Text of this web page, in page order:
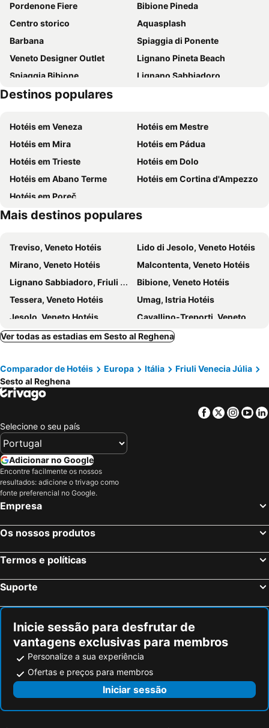
Pordenone Fiere
Bibione Pineda
Centro storico
Aquasplash
Barbana
Spiaggia di Ponente
Veneto Designer Outlet
Lignano Pineta Beach
Spiaggia Bibione
Lignano Sabbiadoro
Stadio Friuli
Abbazia Benedettina di Santa Maria in Sylvis
Villa Manin
Cesarolo
Bevazzana
La Brussa
Spiaggia di Levante
Aquafollie
Palaexpomar
Lago di Barcis
Duna Verde
Santuario della Madonna di Barbana
Spiaggia Principale
Golf Club Jesolo
Darsena dell'Orologio
Destinos populares
Hotéis em Veneza
Hotéis em Mestre
Hotéis em Mira
Hotéis em Pádua
Hotéis em Trieste
Hotéis em Dolo
Hotéis em Abano Terme
Hotéis em Cortina d'Ampezzo
Hotéis em Poreč
Mais destinos populares
Treviso, Veneto Hotéis
Lido di Jesolo, Veneto Hotéis
Mirano, Veneto Hotéis
Malcontenta, Veneto Hotéis
Lignano Sabbiadoro, Friuli Venecia Júlia Hotéis
Bibione, Veneto Hotéis
Tessera, Veneto Hotéis
Umag, Istria Hotéis
Jesolo, Veneto Hotéis
Cavallino-Treporti, Veneto Hotéis
Chioggia, Veneto Hotéis
Misurina, Veneto Hotéis
Vrsar, Istria Hotéis
Murano, Veneto Hotéis
Portorož, Obalno-kraška Hotéis
Udine, Friuli Venecia Júlia Hotéis
Marcon, Veneto Hotéis
Trieste, Friuli Venecia Júlia Hotéis
Cortina d'Ampezzo, Veneto Hotéis
Bled, Gorenjska Hotéis
Milão, Lombardia Hotéis
Florença, Toscana Hotéis
Bolonha, Emília-Romanha Hotéis
Verona, Veneto Hotéis
Ver todas as estadias em Sesto al Reghena
Comparador de Hotéis Europa Itália
Friuli Venecia Júlia
Sesto al Reghena
Facebook
Twitter
Selecione o seu país
Adicionar no Google
Encontre facilmente os nossos
resultados: adicione o trivago como
fonte preferencial no Google.
Empresa
Os nossos produtos
Termos e políticas
Suporte
Inicie sessão para desfrutar de
vantagens exclusivas para membros
Personalize a sua experiência
Ofertas e preços para membros
Iniciar sessão